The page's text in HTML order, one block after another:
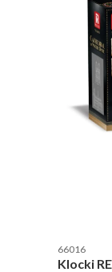
Kod
66016
Klocki